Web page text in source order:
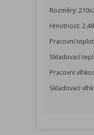
Rozměry:
Hmotnost:
Pracovní
Skladovací
Pracovní
Skladovací